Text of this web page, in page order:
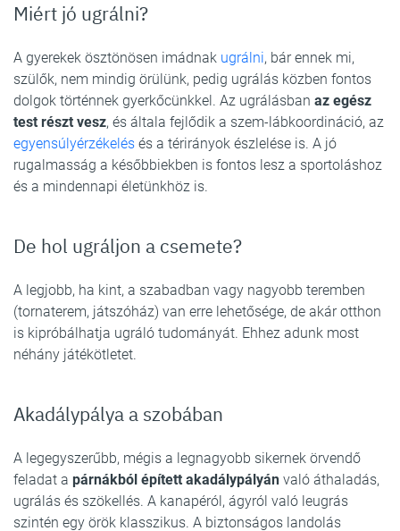
Miért jó ugrálni?
A gyerekek ösztönösen imádnak ugrálni, bár ennek mi,
szülők, nem mindig örülünk, pedig ugrálás közben fontos
dolgok történnek gyerkőcünkkel. Az ugrálásban az egész
test részt vesz, és általa fejlődik a szem-lábkoordináció, az
egyensúlyérzékelés és a térirányok észlelése is. A jó
rugalmasság a későbbiekben is fontos lesz a sportoláshoz
és a mindennapi életünkhöz is.
De hol ugráljon a csemete?
A legjobb, ha kint, a szabadban vagy nagyobb teremben
(tornaterem, játszóház) van erre lehetősége, de akár otthon
is kipróbálhatja ugráló tudományát. Ehhez adunk most
néhány játékötletet.
Akadálypálya a szobában
A legegyszerűbb, mégis a legnagyobb sikernek örvendő
feladat a párnákból épített akadálypályán való áthaladás,
ugrálás és szökellés. A kanapéról, ágyról való leugrás
szintén egy örök klasszikus. A biztonságos landolás